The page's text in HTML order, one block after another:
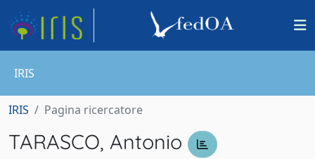
IRIS
IRIS Pagina ricercatore
TARASCO, Antonio